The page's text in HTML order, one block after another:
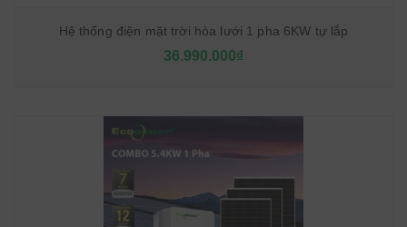
Hệ thống điện mặt trời hòa lưới 1 pha 6KW tự lắp
36.990.000₫